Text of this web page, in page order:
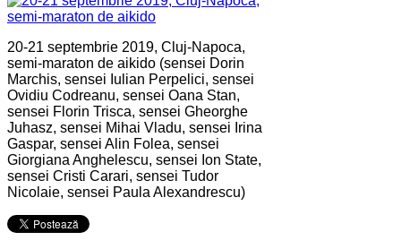
20-21 septembrie 2019, Cluj-Napoca,
semi-maraton de aikido (sensei Dorin
Marchis, sensei Iulian Perpelici, sensei
Ovidiu Codreanu, sensei Oana Stan,
sensei Florin Trisca, sensei Gheorghe
Juhasz, sensei Mihai Vladu, sensei Irina
Gaspar, sensei Alin Folea, sensei
Giorgiana Anghelescu, sensei Ion State,
sensei Cristi Carari, sensei Tudor
Nicolaie, sensei Paula Alexandrescu)